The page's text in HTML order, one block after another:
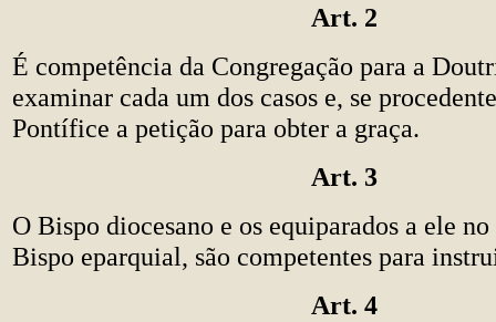
Art. 2
É competência da Congregação para a
examinar cada um dos casos e, se
Pontífice a petição para obter a graça.
Art. 3
O Bispo diocesano e os equiparados a ele
Bispo eparquial, são competentes para
Art. 4